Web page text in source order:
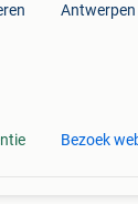
Antwerpen
Bezoek